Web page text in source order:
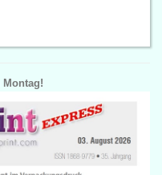
Montag!